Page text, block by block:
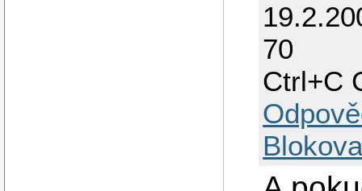
70
Ctrl+C